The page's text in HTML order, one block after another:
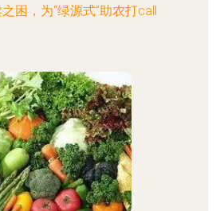
困，为“绿源式”助农打call